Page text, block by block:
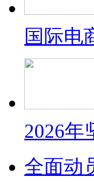
国际电
2026年
全面动